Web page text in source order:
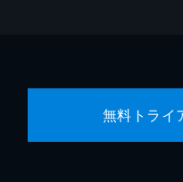
無料トライ